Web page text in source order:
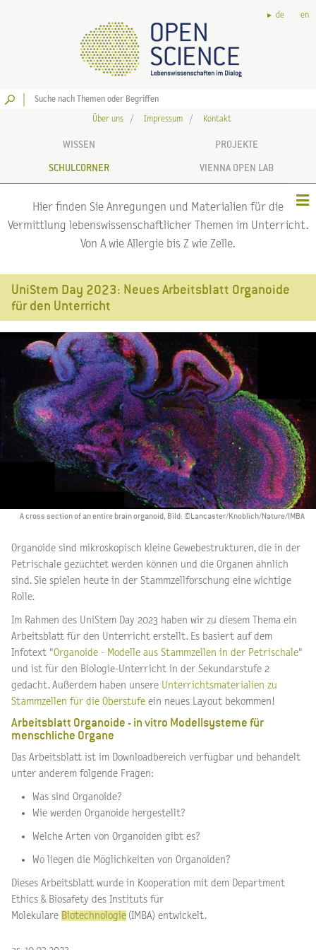
de en
Über uns Impressum Kontakt
WISSEN PROJEKTE
SCHULCORNER VIENNA OPEN LAB
Hier finden Sie Anregungen und Materialien für die
Vermittlung lebenswissenschaftlicher Themen im Unterricht.
Von A wie Allergie bis Z wie Zelle.
UniStem Day 2023: Neues Arbeitsblatt Organoide
für den Unterricht
A cross section of an entire brain organoid, Bild: ©Lancaster/Knoblich/Nature/IMBA
Organoide sind mikroskopisch kleine Gewebestrukturen, die in der
Petrischale gezüchtet werden können und die Organen ähnlich
sind. Sie spielen heute in der Stammzellforschung eine wichtige
Rolle.
Im Rahmen des UniStem Day 2023 haben wir zu diesem Thema ein
Arbeitsblatt für den Unterricht erstellt. Es basiert auf dem
Infotext "Organoide - Modelle aus Stammzellen in der Petrischale"
und ist für den Biologie-Unterricht in der Sekundarstufe 2
gedacht. Außerdem haben unsere Unterrichtsmaterialien zu
Stammzellen für die Oberstufe ein neues Layout bekommen!
Arbeitsblatt Organoide - in vitro Modellsysteme für
menschliche Organe
Das Arbeitsblatt ist im Downloadbereich verfügbar und behandelt
unter anderem folgende Fragen:
Was sind Organoide?
Wie werden Organoide hergestellt?
Welche Arten von Organoiden gibt es?
Wo liegen die Möglichkeiten von Organoiden?
Dieses Arbeitsblatt wurde in Kooperation mit dem Department
Ethics & Biosafety des Instituts für
Molekulare Biotechnologie (IMBA) entwickelt.